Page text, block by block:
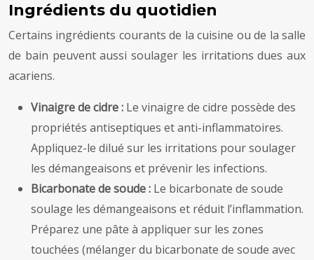
Ingrédients du quotidien
Certains ingrédients courants de la cuisine ou de la salle
de bain peuvent aussi soulager les irritations dues aux
acariens.
Vinaigre de cidre : Le vinaigre de cidre possède des
propriétés antiseptiques et anti-inflammatoires.
Appliquez-le dilué sur les irritations pour soulager
les démangeaisons et prévenir les infections.
Bicarbonate de soude : Le bicarbonate de soude
soulage les démangeaisons et réduit l’inflammation.
Préparez une pâte à appliquer sur les zones
touchées (mélanger du bicarbonate de soude avec